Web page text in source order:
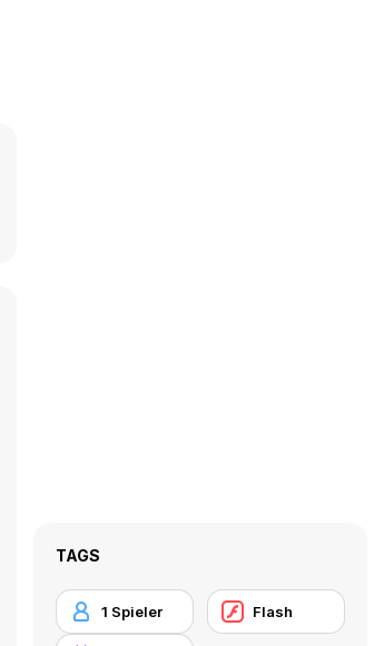
TAGS
1 Spieler Flash